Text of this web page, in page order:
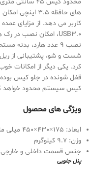
کاربر می دهد. از مزایای
شست و شو، پشتیبانی از
قفل شونده در جلو کیس بوده
کیس سیستم محدود خواهد
ویژگی های محصول
ابعاد: 175×430×450 میلی متر
وزن: 9.7 کیلوگرم
جنس قسمت داخلی و
پنل جلویی